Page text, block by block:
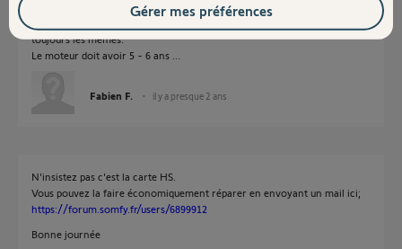
Oui c'est bien ça. 1 TC efface l'autre et ainsi de suite alors que ce sont
toujours les mêmes.
Le moteur doit avoir 5 - 6 ans ...
Fabien F. il y a presque 2 ans
N'insistez pas c'est la carte HS.
Vous pouvez la faire économiquement réparer en envoyant un mail ici;
https://forum.somfy.fr/users/6899912
Bonne journée
Gérer mes préférences